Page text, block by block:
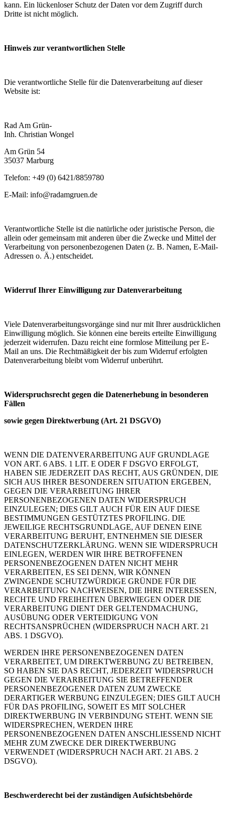
kann. Ein lückenloser Schutz der Daten vor dem Zugriff durch
Dritte ist nicht möglich.
Hinweis zur verantwortlichen Stelle
Die verantwortliche Stelle für die Datenverarbeitung auf dieser
Website ist:
Rad Am Grün-
Inh. Christian Wongel
Am Grün 54
35037 Marburg
Telefon: +49 (0) 6421/8859780
E-Mail: info@radamgruen.de
Verantwortliche Stelle ist die natürliche oder juristische Person, die
allein oder gemeinsam mit anderen über die Zwecke und Mittel der
Verarbeitung von personenbezogenen Daten (z. B. Namen, E-Mail-
Adressen o. Ä.) entscheidet.
Widerruf Ihrer Einwilligung zur Datenverarbeitung
Viele Datenverarbeitungsvorgänge sind nur mit Ihrer ausdrücklichen
Einwilligung möglich. Sie können eine bereits erteilte Einwilligung
jederzeit widerrufen. Dazu reicht eine formlose Mitteilung per E-
Mail an uns. Die Rechtmäßigkeit der bis zum Widerruf erfolgten
Datenverarbeitung bleibt vom Widerruf unberührt.
Widerspruchsrecht gegen die Datenerhebung in besonderen
Fällen
sowie gegen Direktwerbung (Art. 21 DSGVO)
WENN DIE DATENVERARBEITUNG AUF GRUNDLAGE
VON ART. 6 ABS. 1 LIT. E ODER F DSGVO ERFOLGT,
HABEN SIE JEDERZEIT DAS RECHT, AUS GRÜNDEN, DIE
SICH AUS IHRER BESONDEREN SITUATION ERGEBEN,
GEGEN DIE VERARBEITUNG IHRER
PERSONENBEZOGENEN DATEN WIDERSPRUCH
EINZULEGEN; DIES GILT AUCH FÜR EIN AUF DIESE
BESTIMMUNGEN GESTÜTZTES PROFILING. DIE
JEWEILIGE RECHTSGRUNDLAGE, AUF DENEN EINE
VERARBEITUNG BERUHT, ENTNEHMEN SIE DIESER
DATENSCHUTZERKLÄRUNG. WENN SIE WIDERSPRUCH
EINLEGEN, WERDEN WIR IHRE BETROFFENEN
PERSONENBEZOGENEN DATEN NICHT MEHR
VERARBEITEN, ES SEI DENN, WIR KÖNNEN
ZWINGENDE SCHUTZWÜRDIGE GRÜNDE FÜR DIE
VERARBEITUNG NACHWEISEN, DIE IHRE INTERESSEN,
RECHTE UND FREIHEITEN ÜBERWIEGEN ODER DIE
VERARBEITUNG DIENT DER GELTENDMACHUNG,
AUSÜBUNG ODER VERTEIDIGUNG VON
RECHTSANSPRÜCHEN (WIDERSPRUCH NACH ART. 21
ABS. 1 DSGVO).
WERDEN IHRE PERSONENBEZOGENEN DATEN
VERARBEITET, UM DIREKTWERBUNG ZU BETREIBEN,
SO HABEN SIE DAS RECHT, JEDERZEIT WIDERSPRUCH
GEGEN DIE VERARBEITUNG SIE BETREFFENDER
PERSONENBEZOGENER DATEN ZUM ZWECKE
DERARTIGER WERBUNG EINZULEGEN; DIES GILT AUCH
FÜR DAS PROFILING, SOWEIT ES MIT SOLCHER
DIREKTWERBUNG IN VERBINDUNG STEHT. WENN SIE
WIDERSPRECHEN, WERDEN IHRE
PERSONENBEZOGENEN DATEN ANSCHLIESSEND NICHT
MEHR ZUM ZWECKE DER DIREKTWERBUNG
VERWENDET (WIDERSPRUCH NACH ART. 21 ABS. 2
DSGVO).
Beschwerderecht bei der zuständigen Aufsichtsbehörde